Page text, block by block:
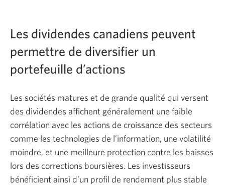
Les dividendes canadiens peuvent
permettre de diversifier un
portefeuille d’actions
Les sociétés matures et de grande qualité qui versent
des dividendes affichent généralement une faible
corrélation avec les actions de croissance des secteurs
comme les technologies de l’information, une volatilité
moindre, et une meilleure protection contre les baisses
lors des corrections boursières. Les investisseurs
bénéficient ainsi d’un profil de rendement plus stable